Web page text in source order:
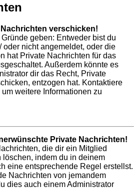
verschicken!
geben: Entweder bist du
oder nicht angemeldet, oder die
hat Private Nachrichten für das
Außerdem könnte es
dir das Recht, Private
entzogen hat. Kontaktiere
weitere Informationen zu
Private Nachrichten!
die dir ein Mitglied
löschen, indem du in deinem
eine entsprechende Regel erstellst.
Nachrichten von jemandem
dies auch einem Administrator